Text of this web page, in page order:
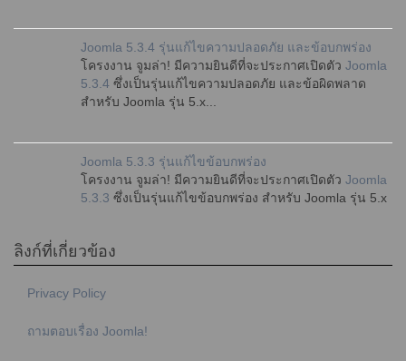
Joomla 5.3.4 รุ่นแก้ไขความปลอดภัย และข้อบกพร่อง
โครงงาน จูมล่า! มีความยินดีที่จะประกาศเปิดตัว Joomla
5.3.4 ซึ่งเป็นรุ่นแก้ไขความปลอดภัย และข้อผิดพลาด
สำหรับ Joomla รุ่น 5.x...
Joomla 5.3.3 รุ่นแก้ไขข้อบกพร่อง
โครงงาน จูมล่า! มีความยินดีที่จะประกาศเปิดตัว Joomla
5.3.3 ซึ่งเป็นรุ่นแก้ไขข้อบกพร่อง สำหรับ Joomla รุ่น 5.x
ลิงก์ที่เกี่ยวข้อง
Privacy Policy
ถามตอบเรื่อง Joomla!